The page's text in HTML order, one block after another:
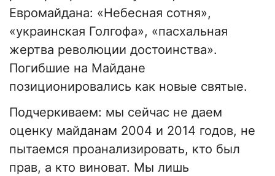
Евромайдана: «Небесная сотня»,
«украинская Голгофа», «пасхальная
жертва революции достоинства».
Погибшие на Майдане
позиционировались как новые святые.
Подчеркиваем: мы сейчас не даем
оценку майданам 2004 и 2014 годов, не
пытаемся проанализировать, кто был
прав, а кто виноват. Мы лишь